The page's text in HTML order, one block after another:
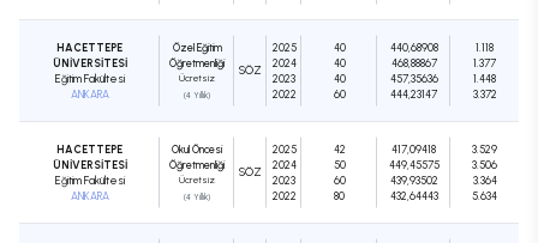
HACETTEPE
ÜNİVERSİTESİ
Eğitim Fakültesi
ANKARA
Özel Eğitim
Öğretmenliği
Ücretsiz
(4 Yıllık)
SÖZ
2025
2024
2023
2022
40
40
40
60
440,68908
468,88867
457,35636
444,23147
1.118
1.377
1.448
3.372
HACETTEPE
ÜNİVERSİTESİ
Eğitim Fakültesi
ANKARA
Okul Öncesi
Öğretmenliği
Ücretsiz
(4 Yıllık)
SÖZ
2025
2024
2023
2022
42
50
60
80
417,09418
449,45575
439,93502
432,64443
3.529
3.506
3.364
5.634